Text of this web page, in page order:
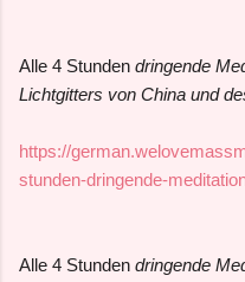
Alle 4 Stunden dringende
Lichtgitters von China und
https://
stunden-dringende-
Alle 4 Stunden dringende